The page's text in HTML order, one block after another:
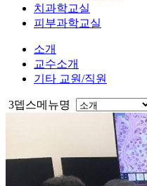
치과학교실
피부과학교실
소개
교수소개
기타 교원/직원
3뎁스메뉴명